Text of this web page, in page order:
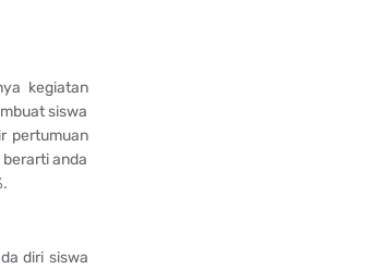
kegiatan
siswa
pertumuan
anda
diri siswa